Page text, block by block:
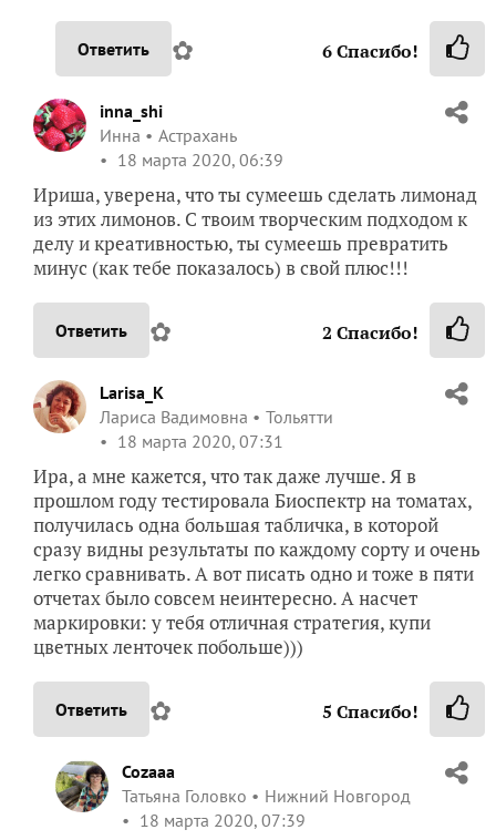
Ответить ✿ 6Спасибо!
inna_shi
Инна
Астрахань
18 марта 2020, 06:39
Ириша, уверена, что ты сумеешь сделать лимонад
из этих лимонов. С твоим творческим подходом к
делу и креативностью, ты сумеешь превратить
минус (как тебе показалось) в свой плюс!!!
Ответить ✿ 2 Спасибо!
Larisa_K
Лариса Вадимовна
Тольятти
18 марта 2020, 07:31
Ира, а мне кажется, что так даже лучше. Я в
прошлом году тестировала Биоспектр на томатах,
получилась одна большая табличка, в которой
сразу видны результаты по каждому сорту и очень
легко сравнивать. А вот писать одно и тоже в пяти
отчетах было совсем неинтересно. А насчет
маркировки: у тебя отличная стратегия, купи
цветных ленточек побольше)))
Ответить ✿ 5 Спасибо!
Cozaaa
Татьяна Головко
Нижний Новгород
18 марта 2020, 07:39